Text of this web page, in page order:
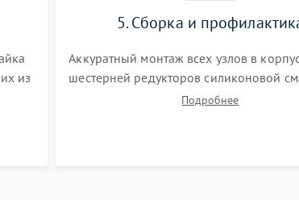
из
5. Сборка и
Аккуратный монтаж всех узлов в
шестерней редукторов силиконовой
для снижения шума. Установка новых
Подробнее